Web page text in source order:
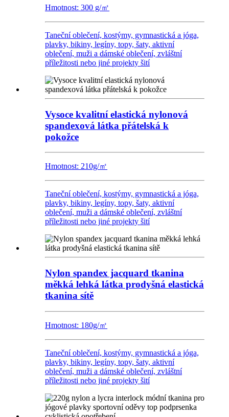
Hmotnost: 300 g/㎡
Taneční oblečení, kostýmy, gymnastická a jóga,
plavky, bikiny, legíny, topy, šaty, aktivní
oblečení, muži a dámské oblečení, zvláštní
příležitosti nebo jiné projekty šití
Vysoce kvalitní elastická nylonová
spandexová látka přátelská k
pokožce
Hmotnost: 210g/㎡
Taneční oblečení, kostýmy, gymnastická a jóga,
plavky, bikiny, legíny, topy, šaty, aktivní
oblečení, muži a dámské oblečení, zvláštní
příležitosti nebo jiné projekty šití
Nylon spandex jacquard tkanina
měkká lehká látka prodyšná elastická
tkanina sítě
Hmotnost: 180g/㎡
Taneční oblečení, kostýmy, gymnastická a jóga,
plavky, bikiny, legíny, topy, šaty, aktivní
oblečení, muži a dámské oblečení, zvláštní
příležitosti nebo jiné projekty šití